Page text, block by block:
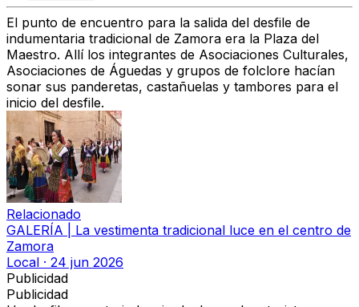
El punto de encuentro para la salida del desfile de
indumentaria tradicional de Zamora era la Plaza del
Maestro. Allí los integrantes de Asociaciones Culturales,
Asociaciones de Águedas y grupos de folclore hacían
sonar sus panderetas, castañuelas y tambores para el
inicio del desfile.
Relacionado
GALERÍA | La vestimenta tradicional luce en el centro de
Zamora
Local · 24 jun 2026
Publicidad
Publicidad